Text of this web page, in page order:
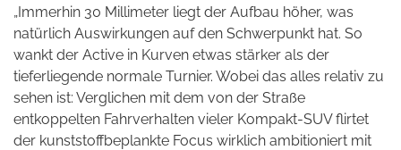
„Immerhin 30 Millimeter liegt der Aufbau höher, was
natürlich Auswirkungen auf den Schwerpunkt hat. So
wankt der Active in Kurven etwas stärker als der
tieferliegende normale Turnier. Wobei das alles relativ zu
sehen ist: Verglichen mit dem von der Straße
entkoppelten Fahrverhalten vieler Kompakt-SUV flirtet
der kunststoffbeplankte Focus wirklich ambitioniert mit